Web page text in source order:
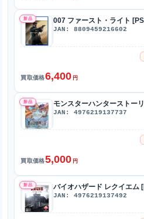
新品 007 ファースト・ライト
JAN: 8809459216602
買取価格6,400 円
新品 モンスターハンターストー
JAN: 4976219137737
買取価格5,000 円
新品 バイオハザード レクイエム
JAN: 4976219137492